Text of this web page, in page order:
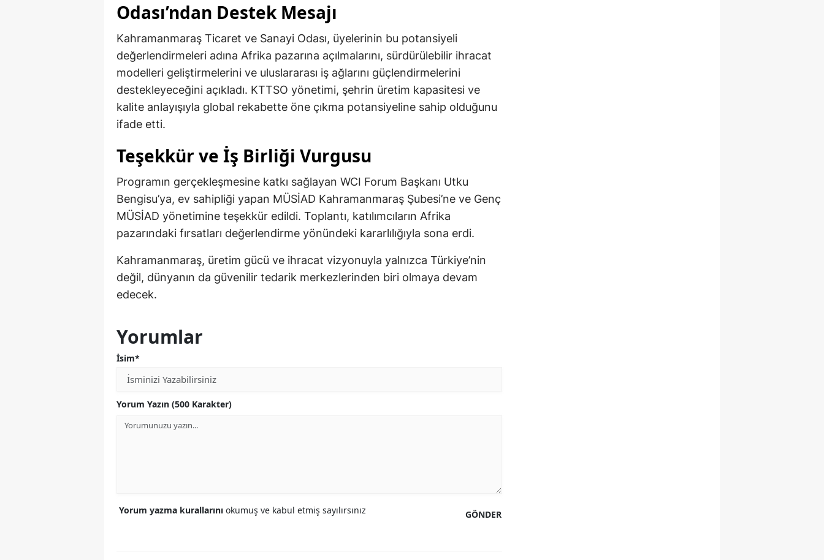
Odası’ndan Destek Mesajı
Kahramanmaraş Ticaret ve Sanayi Odası, üyelerinin bu potansiyeli
değerlendirmeleri adına Afrika pazarına açılmalarını, sürdürülebilir ihracat
modelleri geliştirmelerini ve uluslararası iş ağlarını güçlendirmelerini
destekleyeceğini açıkladı. KTTSO yönetimi, şehrin üretim kapasitesi ve
kalite anlayışıyla global rekabette öne çıkma potansiyeline sahip olduğunu
ifade etti.
Teşekkür ve İş Birliği Vurgusu
Programın gerçekleşmesine katkı sağlayan WCI Forum Başkanı Utku
Bengisu’ya, ev sahipliği yapan MÜSİAD Kahramanmaraş Şubesi’ne ve Genç
MÜSİAD yönetimine teşekkür edildi. Toplantı, katılımcıların Afrika
pazarındaki fırsatları değerlendirme yönündeki kararlılığıyla sona erdi.
Kahramanmaraş, üretim gücü ve ihracat vizyonuyla yalnızca Türkiye’nin
değil, dünyanın da güvenilir tedarik merkezlerinden biri olmaya devam
edecek.
Yorumlar
İsim*
Yorum Yazın (500 Karakter)
GÖNDER
Yorum yazma kurallarını okumuş ve kabul etmiş sayılırsınız